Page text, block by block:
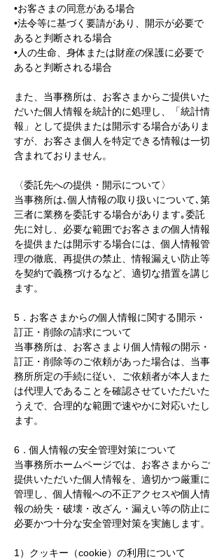
•お客さまの同意がある場合
•法令等に基づく要請があり、開示が必要で
あると判断される場合
•人の生命、身体または財産の保護に必要で
あると判断される場合
また、当事務所は、お客さまからご提供いた
だいた個人情報を統計的に処理し、「統計情
報」として提供または開示する場合がありま
すが、お客さま個人を特定できる情報は一切
含まれておりません。
〈委託先への提供・開示について〉
当事務所は､個人情報の取り扱いについて､第
三者に業務を委託する場合があります｡委託
先に対し、必要な範囲でお客さまの個人情報
を提供または開示する場合には、個人情報管
理の徹底、再提供の禁止、情報漏えい防止等
を契約で義務づけるなど、適切な措置を講じ
ます。
5．お客さまからの個人情報に関する開示・
訂正・削除の請求について
当事務所は、お客さまより個人情報の開示・
訂正・削除等のご依頼があった場合は、当事
務所所定の手続に従い、ご依頼者が本人また
は代理人であることを確認させていただいた
うえで、合理的な範囲で速やかに対応いたし
ます。
6．個人情報の安全管理対策について
当事務所ホームページでは、お客さまからご
提供いただいた個人情報を、適切かつ厳重に
管理し、個人情報への不正アクセスや個人情
報の紛失・破壊・改ざん・漏えい等の防止に
必要かつ十分な安全管理対策を実施します。
1）クッキー（cookie）の利用について